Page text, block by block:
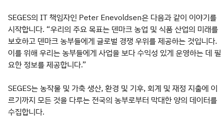
SEGES의 IT 책임자인 Peter Enevoldsen은 다음과 같이 이야기를
시작합니다. “우리의 주요 목표는 덴마크 농업 및 식품 산업의 미래를
보호하고 덴마크 농부들에게 글로벌 경쟁 우위를 제공하는 것입니다.
이를 위해 우리는 농부들에게 사업을 보다 수익성 있게 운영하는 데 필
요한 정보를 제공합니다.”
SEGES는 농작물 및 가축 생산, 환경 및 기후, 회계 및 재정 지출에 이
르기까지 모든 것을 다루는 전국의 농부로부터 막대한 양의 데이터를
수집합니다.